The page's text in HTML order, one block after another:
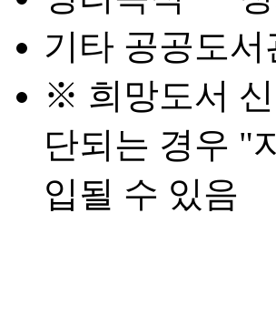
기타 공공도
※ 희망도서
단되는 경우 "
입될 수 있음